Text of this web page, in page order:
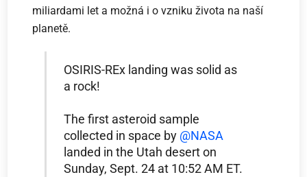
miliardami let a možná i o vzniku života na naší
planetě.
OSIRIS-REx landing was solid as
a rock!
The first asteroid sample
collected in space by @NASA
landed in the Utah desert on
Sunday, Sept. 24 at 10:52 AM ET.